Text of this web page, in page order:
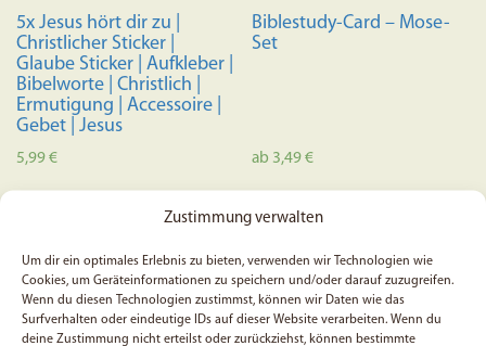
Zustimmung verwalten
Um dir ein optimales Erlebnis zu bieten, verwenden wir Technologien wie
Cookies, um Geräteinformationen zu speichern und/oder darauf zuzugreifen.
Wenn du diesen Technologien zustimmst, können wir Daten wie das
Surfverhalten oder eindeutige IDs auf dieser Website verarbeiten. Wenn du
deine Zustimmung nicht erteilst oder zurückziehst, können bestimmte
5x Jesus hört dir zu |
Christlicher Sticker |
Glaube Sticker | Aufkleber |
Bibelworte | Christlich |
Ermutigung | Accessoire |
Gebet | Jesus
5,99€
Biblestudy-Card – Mose-
Set
ab 3,49€
Ausführung wählen
Dieses
mehrere
auf.